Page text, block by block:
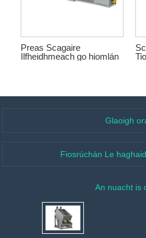
Preas Scagaire
Ilfheidhmeach go hiomlán
Glaoigh
Fiosrúchán Le
An nuacht is